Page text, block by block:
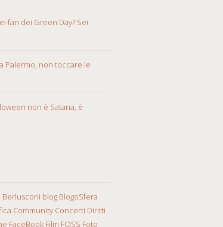
fan dei Green Day? Sei
Palermo, non toccare le
non è Satana, è
Berlusconi blog BlogoSfera
Community Concerti Diritti
FaceBook Film FOSS Foto